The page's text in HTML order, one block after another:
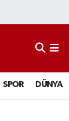
SPOR DÜNYA